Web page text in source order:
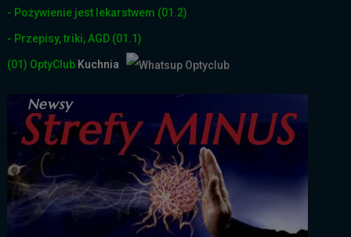
- Pożywienie jest lekarstwem (01.2)
- Przepisy, triki, AGD (01.1)
(01) OptyClub Kuchnia